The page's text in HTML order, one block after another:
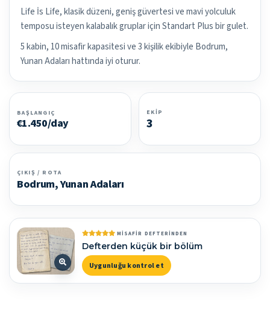
Life İs Life, klasik düzeni, geniş güvertesi ve mavi yolculuk
temposu isteyen kalabalık gruplar için Standart Plus bir gulet.
5 kabin, 10 misafir kapasitesi ve 3 kişilik ekibiyle Bodrum,
Yunan Adaları hattında iyi oturur.
BAŞLANGIÇ
€1.450/day
EKIP
3
ÇIKIŞ / ROTA
Bodrum, Yunan Adaları
MISAFIR DEFTERINDEN
Defterden küçük bir bölüm
Uygunluğu kontrol et